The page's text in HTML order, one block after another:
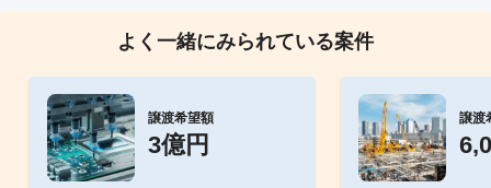
よく一緒にみられている案件
譲渡希望額
3億円
譲渡